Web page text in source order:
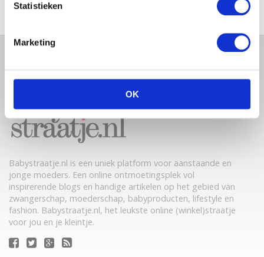
Statistieken
Marketing
OK
prijs
FILTER
Babystraatje.nl is een uniek platform voor aanstaande en
jonge moeders. Een online ontmoetingsplek vol
inspirerende blogs en handige artikelen op het gebied van
zwangerschap, moederschap, babyproducten, lifestyle en
fashion. Babystraatje.nl, het leukste online (winkel)straatje
voor jou en je kleintje.